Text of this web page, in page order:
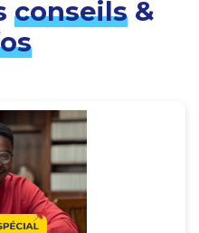
conseils&